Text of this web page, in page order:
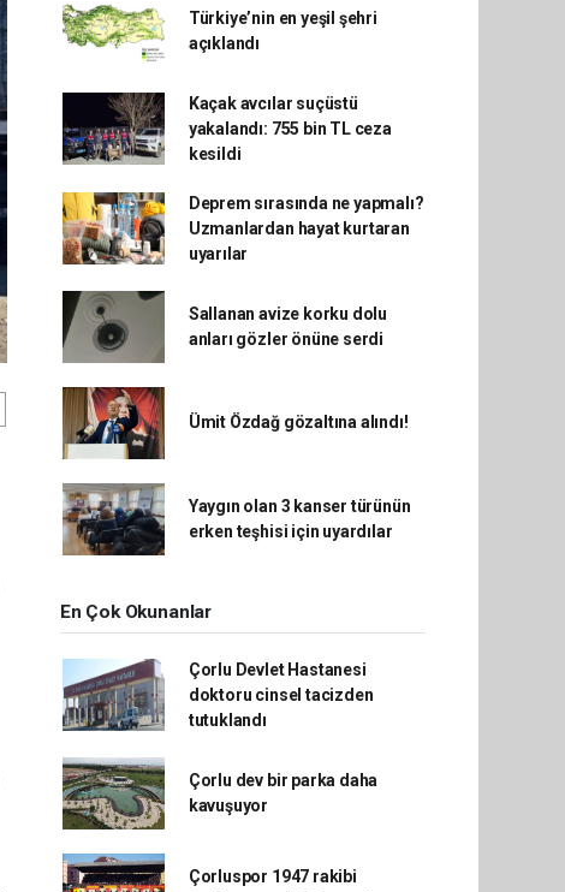
Türkiye’nin en yeşil şehri
açıklandı
Kaçak avcılar suçüstü
yakalandı: 755 bin TL ceza
kesildi
Deprem sırasında ne yapmalı?
Uzmanlardan hayat kurtaran
uyarılar
Sallanan avize korku dolu
anları gözler önüne serdi
Ümit Özdağ gözaltına alındı!
Yaygın olan 3 kanser türünün
erken teşhisi için uyardılar
En Çok Okunanlar
Çorlu Devlet Hastanesi
doktoru cinsel tacizden
tutuklandı
Çorlu dev bir parka daha
kavuşuyor
Çorluspor 1947 rakibi